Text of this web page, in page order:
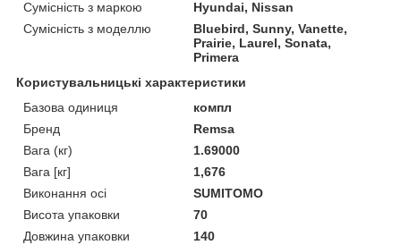
Сумісність з маркою
Hyundai, Nissan
Сумісність з моделлю
Bluebird, Sunny, Vanette,
Prairie, Laurel, Sonata,
Primera
Користувальницькі характеристики
Базова одиниця
компл
Бренд
Remsa
Вага (кг)
1.69000
Вага [кг]
1,676
Виконання осі
SUMITOMO
Висота упаковки
70
Довжина упаковки
140